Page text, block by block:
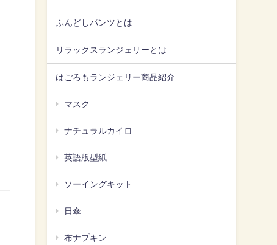
ふんどしパンツとは
リラックスランジェリーとは
はごろもランジェリー商品紹介
マスク
ナチュラルカイロ
英語版型紙
ソーイングキット
日傘
布ナプキン